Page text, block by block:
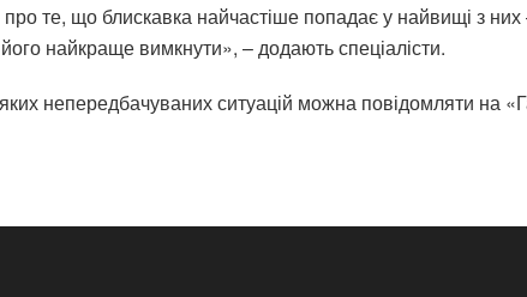
те, що блискавка найчастіше попадає у найвищі з них
найкраще вимкнути», – додають спеціалісти.
непередбачуваних ситуацій можна повідомляти на